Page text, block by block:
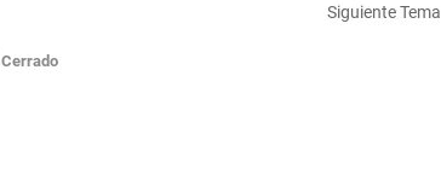
Siguiente Tema
Cerrado